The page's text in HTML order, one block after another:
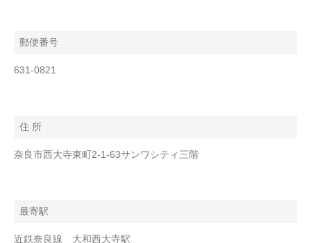
郵便番号
631-0821
住 所
奈良市西大寺東町2-1-63サンワシティ三階
最寄駅
近鉄奈良線 大和西大寺駅